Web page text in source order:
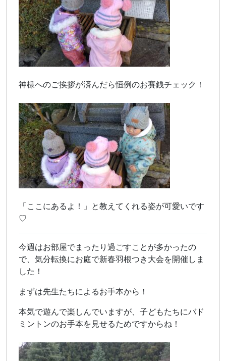
神様へのご挨拶が済んだら恒例のお賽銭チェック！
「ここにあるよ！」と教えてくれる姿が可愛いです
♡
今週はお部屋でまったり過ごすことが多かったの
で、気分転換にお庭で新春羽根つき大会を開催しま
した！
まずは先生たちによるお手本から！
本気で遊んで楽しんでいますが、子どもたちにバド
ミントンのお手本を見せるためですからね！